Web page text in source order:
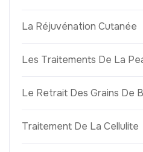
La Réjuvénation Cutanée
Les Traitements De La
Le Retrait Des Grains De
Traitement De La Cellulite